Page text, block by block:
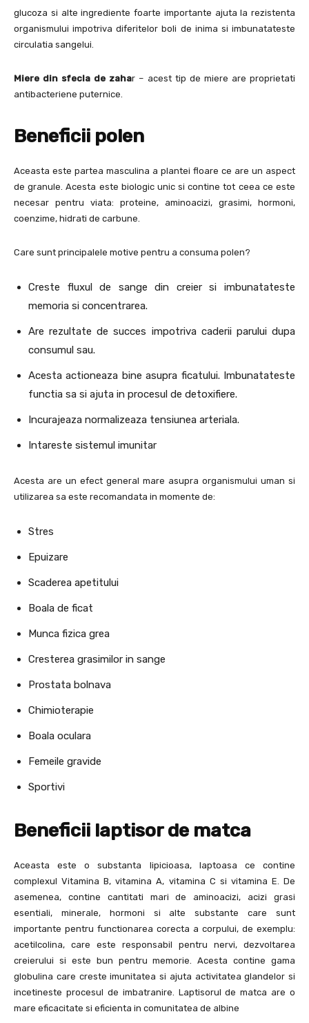
glucoza si alte ingrediente foarte importante ajuta la rezistenta
organismului impotriva diferitelor boli de inima si imbunatateste
circulatia sangelui.
Miere din sfecla de zahar – acest tip de miere are proprietati
antibacteriene puternice.
Beneficii polen
Aceasta este partea masculina a plantei floare ce are un aspect
de granule. Acesta este biologic unic si contine tot ceea ce este
necesar pentru viata: proteine, aminoacizi, grasimi, hormoni,
coenzime, hidrati de carbune.
Care sunt principalele motive pentru a consuma polen?
Creste fluxul de sange din creier si imbunatateste
memoria si concentrarea.
Are rezultate de succes impotriva caderii parului dupa
consumul sau.
Acesta actioneaza bine asupra ficatului. Imbunatateste
functia sa si ajuta in procesul de detoxifiere.
Incurajeaza normalizeaza tensiunea arteriala.
Intareste sistemul imunitar
Acesta are un efect general mare asupra organismului uman si
utilizarea sa este recomandata in momente de:
Stres
Epuizare
Scaderea apetitului
Boala de ficat
Munca fizica grea
Cresterea grasimilor in sange
Prostata bolnava
Chimioterapie
Boala oculara
Femeile gravide
Sportivi
Beneficii laptisor de matca
Aceasta este o substanta lipicioasa, laptoasa ce contine
complexul Vitamina B, vitamina A, vitamina C si vitamina E. De
asemenea, contine cantitati mari de aminoacizi, acizi grasi
esentiali, minerale, hormoni si alte substante care sunt
importante pentru functionarea corecta a corpului, de exemplu:
acetilcolina, care este responsabil pentru nervi, dezvoltarea
creierului si este bun pentru memorie. Acesta contine gama
globulina care creste imunitatea si ajuta activitatea glandelor si
incetineste procesul de imbatranire. Laptisorul de matca are o
mare eficacitate si eficienta in comunitatea de albine